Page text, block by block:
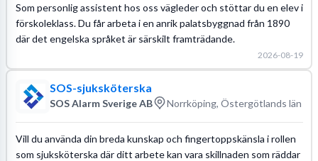
Som personlig assistent hos oss vägleder och stöttar du en elev i
förskoleklass. Du får arbeta i en anrik palatsbyggnad från 1890
där det engelska språket är särskilt framträdande.
2026-08-19
SOS-sjuksköterska
SOS Alarm Sverige AB Norrköping, Östergötlands län
Vill du använda din breda kunskap och fingertoppskänsla i rollen
som sjuksköterska där ditt arbete kan vara skillnaden som räddar